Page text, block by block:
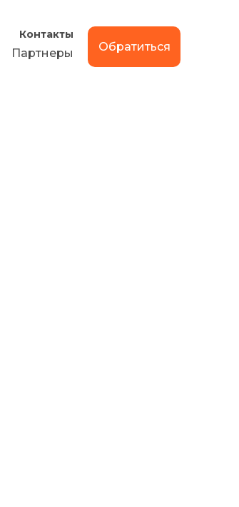
Контакты
Партнеры Обратиться